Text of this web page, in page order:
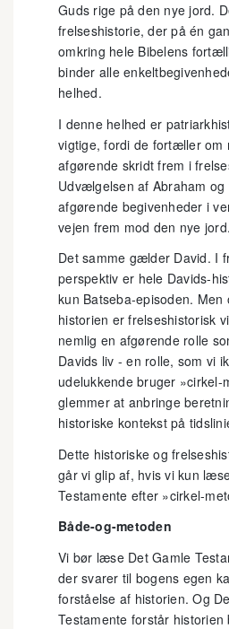
Guds rige på den nye jord.
frelseshistorie, der på én
omkring hele Bibelens
binder alle
helhed.
I denne helhed er
vigtige, fordi de fortæller om
afgørende skridt frem i
Udvælgelsen af Abraham
afgørende begivenheder i
vejen frem mod den nye jord.
Det samme gælder David. I
perspektiv er hele Davids-
kun Batseba-episoden. Men
historien er frelseshistorisk
nemlig en afgørende rolle
Davids liv - en rolle, som vi
udelukkende bruger »cirkel-
glemmer at anbringe
historiske kontekst på
Dette historiske og
går vi glip af, hvis vi kun
Testamente efter »cirkel-
Både-og-metoden
Vi bør læse Det Gamle
der svarer til bogens egen
forståelse af historien. Og
Testamente forstår historien